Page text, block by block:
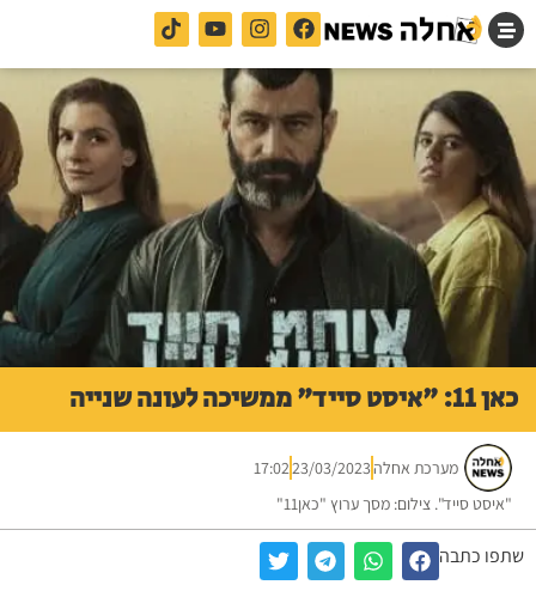
כאן 11: "איסט סייד" ממשיכה לעונה שנייה
מערכת אחלה23/03/2023
17:02
"איסט סייד". צילום: מסך ערוץ "כאן11"
שתפו כתבה